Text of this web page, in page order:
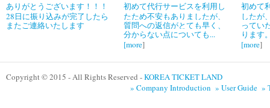
ありがとうございます！！！
28日に振り込みが完了したら
またご連絡いたします
初めて代行サービスを利用し
たため不安もありましたが、
質問への返信がとても早く、
分からない点についても...
[more]
初めて
したが
ってい
ります
[more]
Copyright © 2015 - All Rights Reserved -KOREA TICKET LAND
» Company Introduction » User Guide »